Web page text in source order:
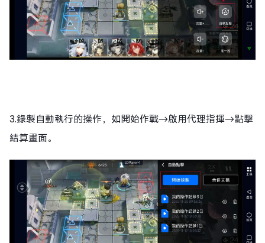
3.錄製自動執行的操作，如開始作戰→啟用代理指揮→點擊
結算畫面。